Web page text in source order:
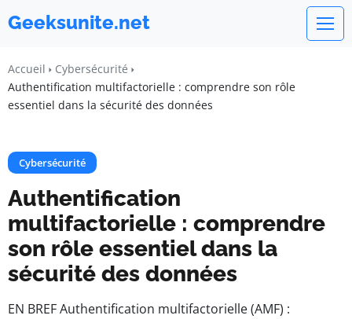
Geeksunite.net
Accueil
Cybersécurité
Authentification multifactorielle : comprendre son rôle
essentiel dans la sécurité des données
Cybersécurité
Authentification
multifactorielle : comprendre
son rôle essentiel dans la
sécurité des données
EN BREF Authentification multifactorielle (AMF) :